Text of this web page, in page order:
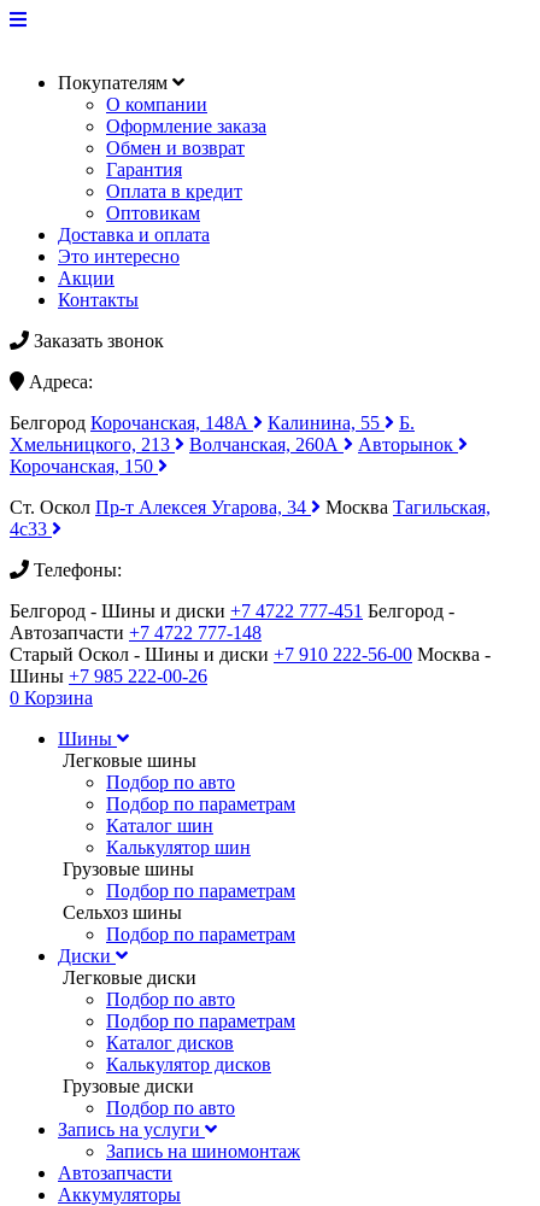
Покупателям
О компании
Оформление заказа
Обмен и возврат
Гарантия
Оплата в кредит
Оптовикам
Доставка и оплата
Это интересно
Акции
Контакты
Заказать звонок
Адреса:
Белгород Корочанская, 148А Калинина, 55
Б.
Хмельницкого, 213
Волчанская, 260А
Авторынок
Корочанская, 150
Ст. Оскол Пр-т Алексея Угарова, 34 Москва Тагильская,
4с33
Телефоны:
Белгород - Шины и диски +7 4722 777-451 Белгород -
Автозапчасти +7 4722 777-148
Старый Оскол - Шины и диски +7 910 222-56-00 Москва -
Шины +7 985 222-00-26
0 Корзина
Шины
Легковые шины
Подбор по авто
Подбор по параметрам
Каталог шин
Калькулятор шин
Грузовые шины
Подбор по параметрам
Сельхоз шины
Подбор по параметрам
Диски
Легковые диски
Подбор по авто
Подбор по параметрам
Каталог дисков
Калькулятор дисков
Грузовые диски
Подбор по авто
Запись на услуги
Запись на шиномонтаж
Автозапчасти
Аккумуляторы